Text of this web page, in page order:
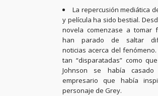
La repercusión mediática
y película ha sido bestial.
novela comenzase a tomar
han parado de saltar
noticias acerca del fenómeno.
tan “disparatadas” como
Johnson se había
empresario que había
personaje de Grey.